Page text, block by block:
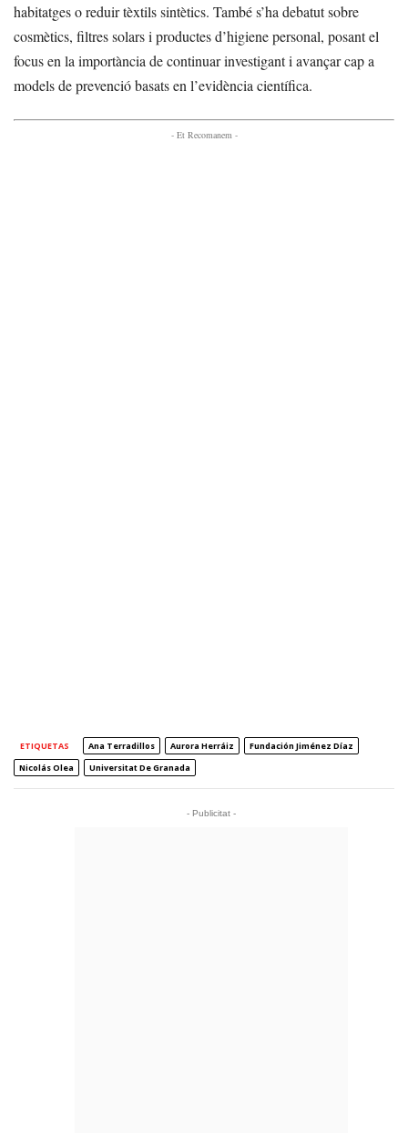
habitatges o reduir tèxtils sintètics. També s’ha debatut sobre
cosmètics, filtres solars i productes d’higiene personal, posant el
focus en la importància de continuar investigant i avançar cap a
models de prevenció basats en l’evidència científica.
- Et Recomanem -
ETIQUETAS Ana Terradillos Aurora Herráiz
Fundación Jiménez Díaz
Nicolás Olea
Universitat De Granada
- Publicitat -